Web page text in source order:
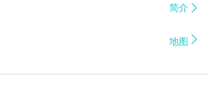
简介 
地图 